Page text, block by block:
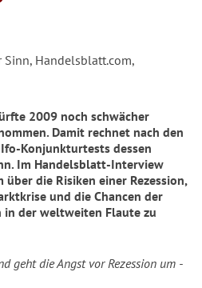
Handelsblatt.com,
2009 noch schwächer
Damit rechnet nach den
Konjunkturtests dessen
Im Handelsblatt-Interview
die Risiken einer Rezession,
und die Chancen der
in der weltweiten Flaute zu
geht die Angst vor Rezession um -